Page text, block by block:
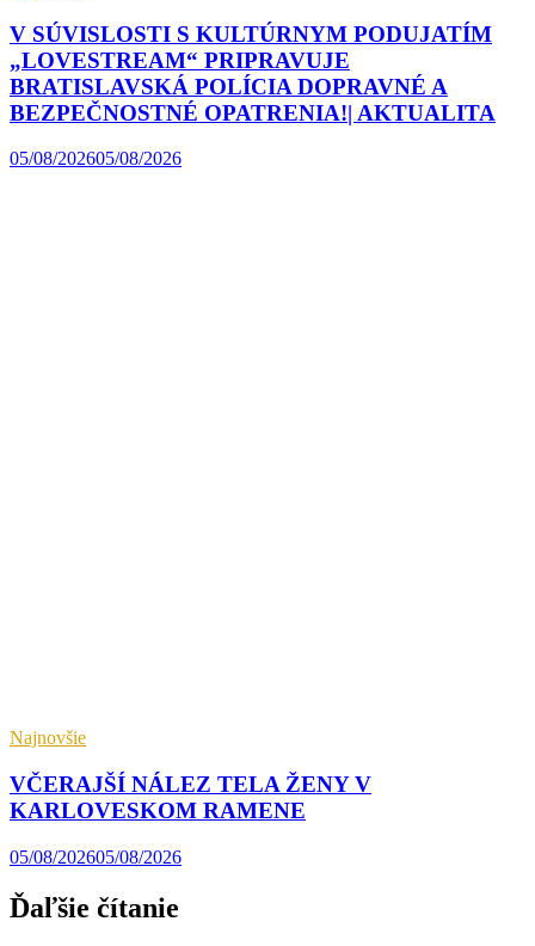
V SÚVISLOSTI S KULTÚRNYM PODUJATÍM
„LOVESTREAM“ PRIPRAVUJE
BRATISLAVSKÁ POLÍCIA DOPRAVNÉ A
BEZPEČNOSTNÉ OPATRENIA!| AKTUALITA
05/08/202605/08/2026
Najnovšie
VČERAJŠÍ NÁLEZ TELA ŽENY V
KARLOVESKOM RAMENE
05/08/202605/08/2026
Ďaľšie čítanie